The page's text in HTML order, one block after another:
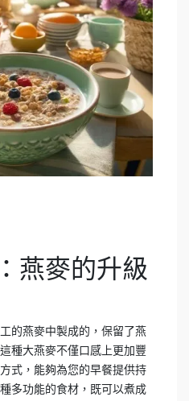
燕麥的升級
的燕麥中製成的，保留了燕
種大燕麥不僅口感上更加豐
式，能夠為您的早餐提供持
多功能的食材，既可以煮成